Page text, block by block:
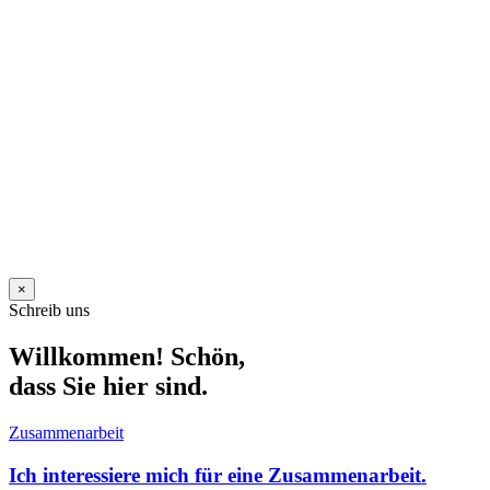
×
Schreib uns
Willkommen! Schön,
dass Sie hier sind.
Zusammenarbeit
Ich interessiere mich für eine Zusammenarbeit.